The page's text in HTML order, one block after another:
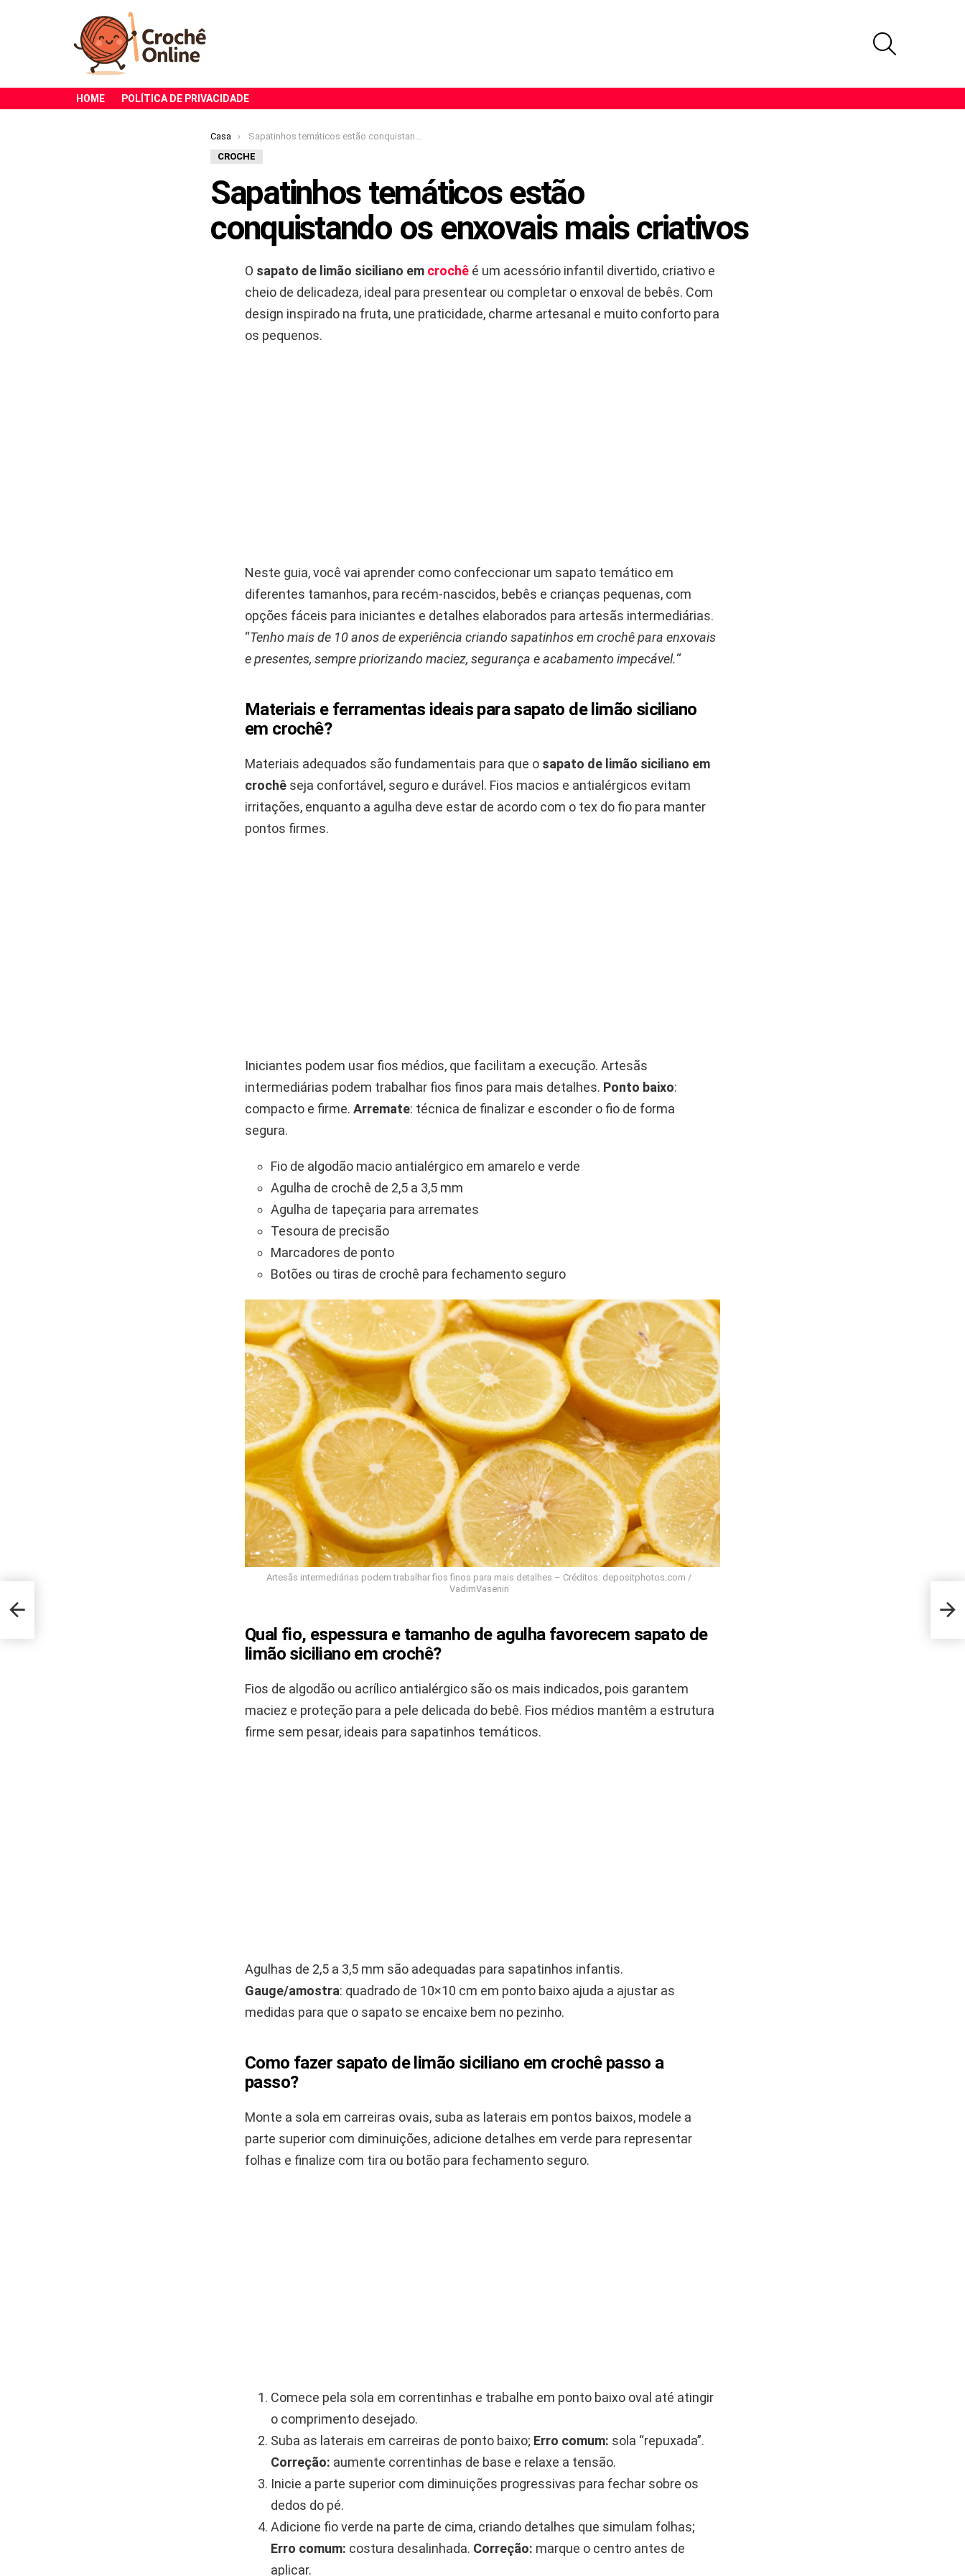
HOME POLÍTICA DE PRIVACIDADE
Você está aqui:
Casa
Sapatinhos temáticos estão conquistando os enxovais mais criativos
CROCHE
Sapatinhos temáticos estão
conquistando os enxovais mais criativos
O sapato de limão siciliano em crochê é um acessório infantil divertido, criativo e
cheio de delicadeza, ideal para presentear ou completar o enxoval de bebês. Com
design inspirado na fruta, une praticidade, charme artesanal e muito conforto para
os pequenos.
Neste guia, você vai aprender como confeccionar um sapato temático em
diferentes tamanhos, para recém-nascidos, bebês e crianças pequenas, com
opções fáceis para iniciantes e detalhes elaborados para artesãs intermediárias.
“Tenho mais de 10 anos de experiência criando sapatinhos em crochê para enxovais
e presentes, sempre priorizando maciez, segurança e acabamento impecável.“
Materiais e ferramentas ideais para sapato de limão siciliano
em crochê?
Materiais adequados são fundamentais para que o sapato de limão siciliano em
crochê seja confortável, seguro e durável. Fios macios e antialérgicos evitam
irritações, enquanto a agulha deve estar de acordo com o tex do fio para manter
pontos firmes.
Iniciantes podem usar fios médios, que facilitam a execução. Artesãs
intermediárias podem trabalhar fios finos para mais detalhes. Ponto baixo:
compacto e firme. Arremate: técnica de finalizar e esconder o fio de forma
segura.
Fio de algodão macio antialérgico em amarelo e verde
Agulha de crochê de 2,5 a 3,5 mm
Agulha de tapeçaria para arremates
Tesoura de precisão
Marcadores de ponto
Botões ou tiras de crochê para fechamento seguro
Artesãs intermediárias podem trabalhar fios finos para mais detalhes – Créditos: depositphotos.com /
VadimVasenin
Qual fio, espessura e tamanho de agulha favorecem sapato de
limão siciliano em crochê?
Fios de algodão ou acrílico antialérgico são os mais indicados, pois garantem
maciez e proteção para a pele delicada do bebê. Fios médios mantêm a estrutura
firme sem pesar, ideais para sapatinhos temáticos.
Agulhas de 2,5 a 3,5 mm são adequadas para sapatinhos infantis.
Gauge/amostra: quadrado de 10×10 cm em ponto baixo ajuda a ajustar as
medidas para que o sapato se encaixe bem no pezinho.
Como fazer sapato de limão siciliano em crochê passo a
passo?
Monte a sola em carreiras ovais, suba as laterais em pontos baixos, modele a
parte superior com diminuições, adicione detalhes em verde para representar
folhas e finalize com tira ou botão para fechamento seguro.
Comece pela sola em correntinhas e trabalhe em ponto baixo oval até atingir
o comprimento desejado.
Suba as laterais em carreiras de ponto baixo; Erro comum: sola “repuxada”.
Correção: aumente correntinhas de base e relaxe a tensão.
Inicie a parte superior com diminuições progressivas para fechar sobre os
dedos do pé.
Adicione fio verde na parte de cima, criando detalhes que simulam folhas;
Erro comum: costura desalinhada. Correção: marque o centro antes de
aplicar.
o